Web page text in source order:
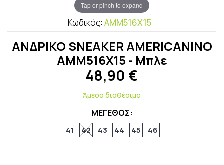
Tap or pinch to expand
Κωδικός: AMM516X15
ΑΝΔΡΙΚΟ SNEAKER AMERICANINO
AMM516X15 - Μπλε
48,90 €
Άμεσα διαθέσιμο
ΜΕΓΕΘΟΣ:
41 42 43 44 45 46